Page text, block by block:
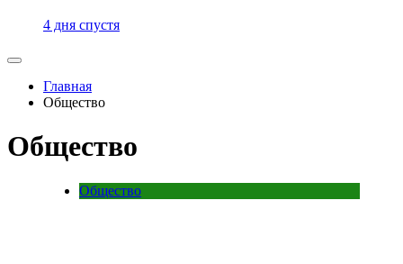
4 дня спустя
Главная
Общество
Общество
Общество